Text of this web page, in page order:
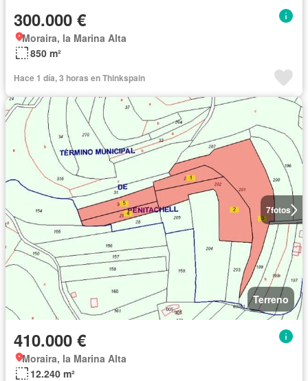
300.000 €
Moraira, la Marina Alta
850 m²
Hace 1 día, 3 horas en Thinkspain
7fotos
Terreno
410.000 €
Moraira, la Marina Alta
12.240 m²